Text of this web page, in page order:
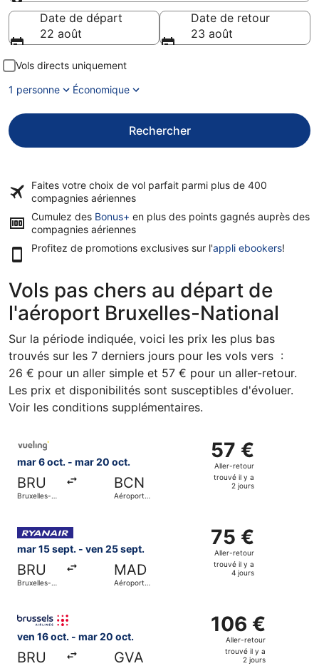
Destination
Date de départ
22 août
Date de retour
23 août
Vols directs uniquement
1 personne
Économique
Rechercher
Faites votre choix de vol parfait parmi plus de 400
compagnies aériennes
Cumulez des Bonus+ en plus des points gagnés auprès des
compagnies aériennes
Profitez de promotions exclusives sur l'appli ebookers!
Vols pas chers au départ de
l'aéroport Bruxelles-National
Sur la période indiquée, voici les prix les plus bas
trouvés sur les 7 derniers jours pour les vols vers :
26 € pour un aller simple et 57 € pour un aller-retour.
Les prix et disponibilités sont susceptibles d'évoluer.
Voir les conditions supplémentaires.
mar 6 oct. - mar 20 oct.
BRU
Bruxelles-
BCN
Aéroport
57 €
Aller-
retour,
trouvé
a
2
jours
57 €
Aller-retour
trouvé il y a
2 jours
mar 15 sept. - ven 25 sept.
BRU
Bruxelles-
MAD
Aéroport
75 €
Aller-
retour,
trouvé
a
4
jours
75 €
Aller-retour
trouvé il y a
4 jours
Sélectionner le vol Ryanair, décollant le mar 15 sept.
ven 16 oct. - mar 20 oct.
BRU GVA
106 €
Aller-
retour,
trouvé
106 €
Aller-retour
trouvé il y a
2 jours